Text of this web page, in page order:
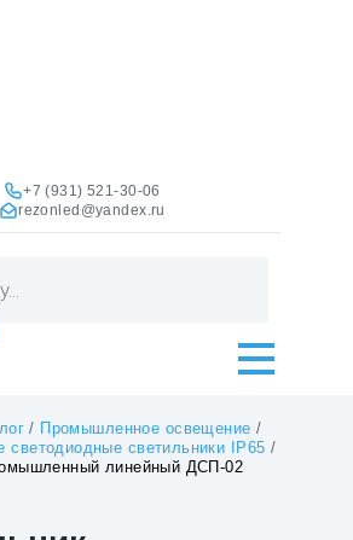
+7 (931) 521-30-06
rezonled@yandex.ru
/ Промышленное освещение /
светильники IP65 /
линейный ДСП-02